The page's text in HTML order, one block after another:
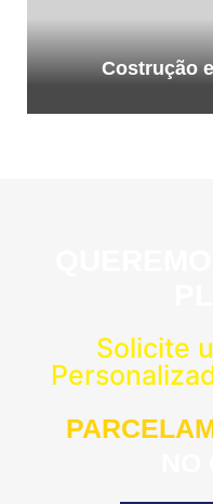
Costrução
Solicite